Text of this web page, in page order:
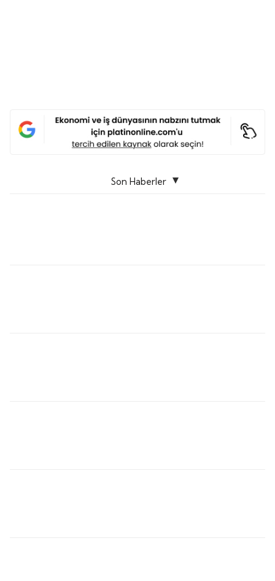
Son Haberler